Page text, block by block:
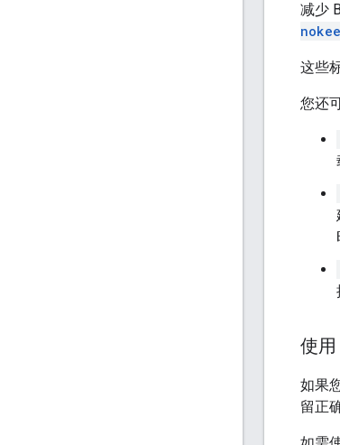
减少
这些
您还
使
如果
留正